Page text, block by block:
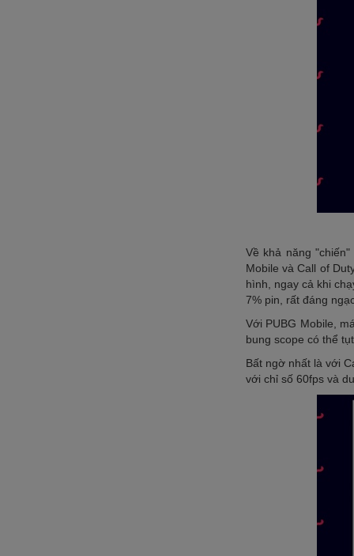
Về khả năng
Mobile và Call of
hình, ngay cả khi
7% pin, rất đáng
Với PUBG Mobile,
bung scope có thể
Bất ngờ nhất là với
với chỉ số 60fps và